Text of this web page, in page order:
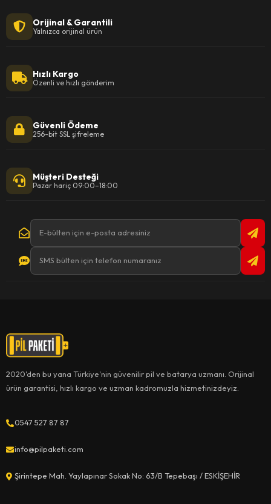
Orijinal & Garantili
Yalnızca orijinal ürün
Hızlı Kargo
Özenli ve hızlı gönderim
Güvenli Ödeme
256-bit SSL şifreleme
Müşteri Desteği
Pazar hariç 09:00–18:00
2020'den bu yana Türkiye'nin güvenilir pil ve batarya uzmanı. Orijinal
ürün garantisi, hızlı kargo ve uzman kadromuzla hizmetinizdeyiz.
0547 527 87 87
info@pilpaketi.com
Şirintepe Mah. Yaylapınar Sokak No: 63/B Tepebaşı / ESKİŞEHİR